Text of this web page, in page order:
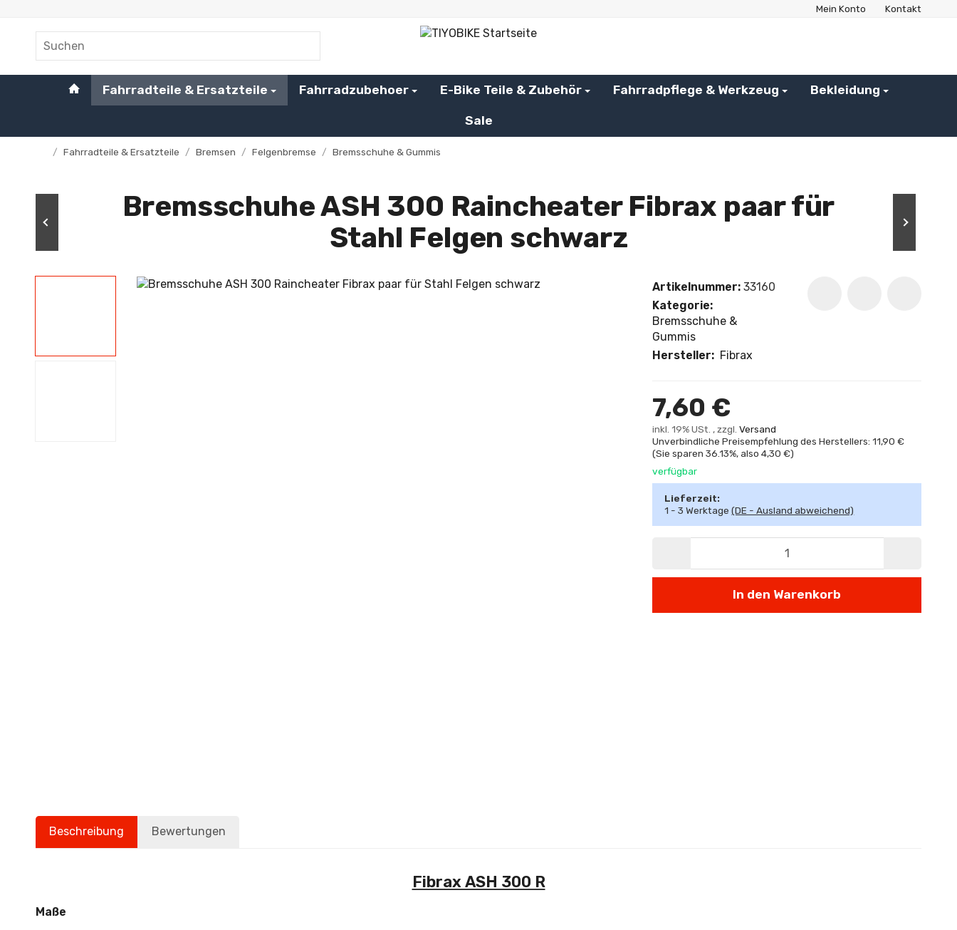
Mein Konto Kontakt
#custom.linkHome#
Fahrradteile & Ersatzteile Fahrradzubehoer E-Bike Teile & Zubehör Fahrradpflege & Werkzeug Bekleidung
Sale
/ Fahrradteile & Ersatzteile / Bremsen / Felgenbremse / Bremsschuhe & Gummis
Bremsschuhe ASH 300 Raincheater Fibrax paar für
Stahl Felgen schwarz
Artikelnummer: 33160
Kategorie:
Bremsschuhe &
Gummis
Hersteller: Fibrax
7,60 €
inkl. 19% USt. , zzgl.Versand
Unverbindliche Preisempfehlung des Herstellers: 11,90 €
(Sie sparen36.13%, also4,30 €)
verfügbar
Lieferzeit:
1 - 3 Werktage(DE - Ausland abweichend)
In den Warenkorb
Beschreibung Bewertungen
Fibrax ASH 300 R
Maße